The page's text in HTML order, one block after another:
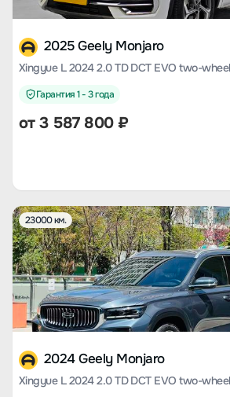
2025 Geely Monjaro
Гарантия 1 - 3 года
от3 587 800₽
23000 км.
2024 Geely Monjaro